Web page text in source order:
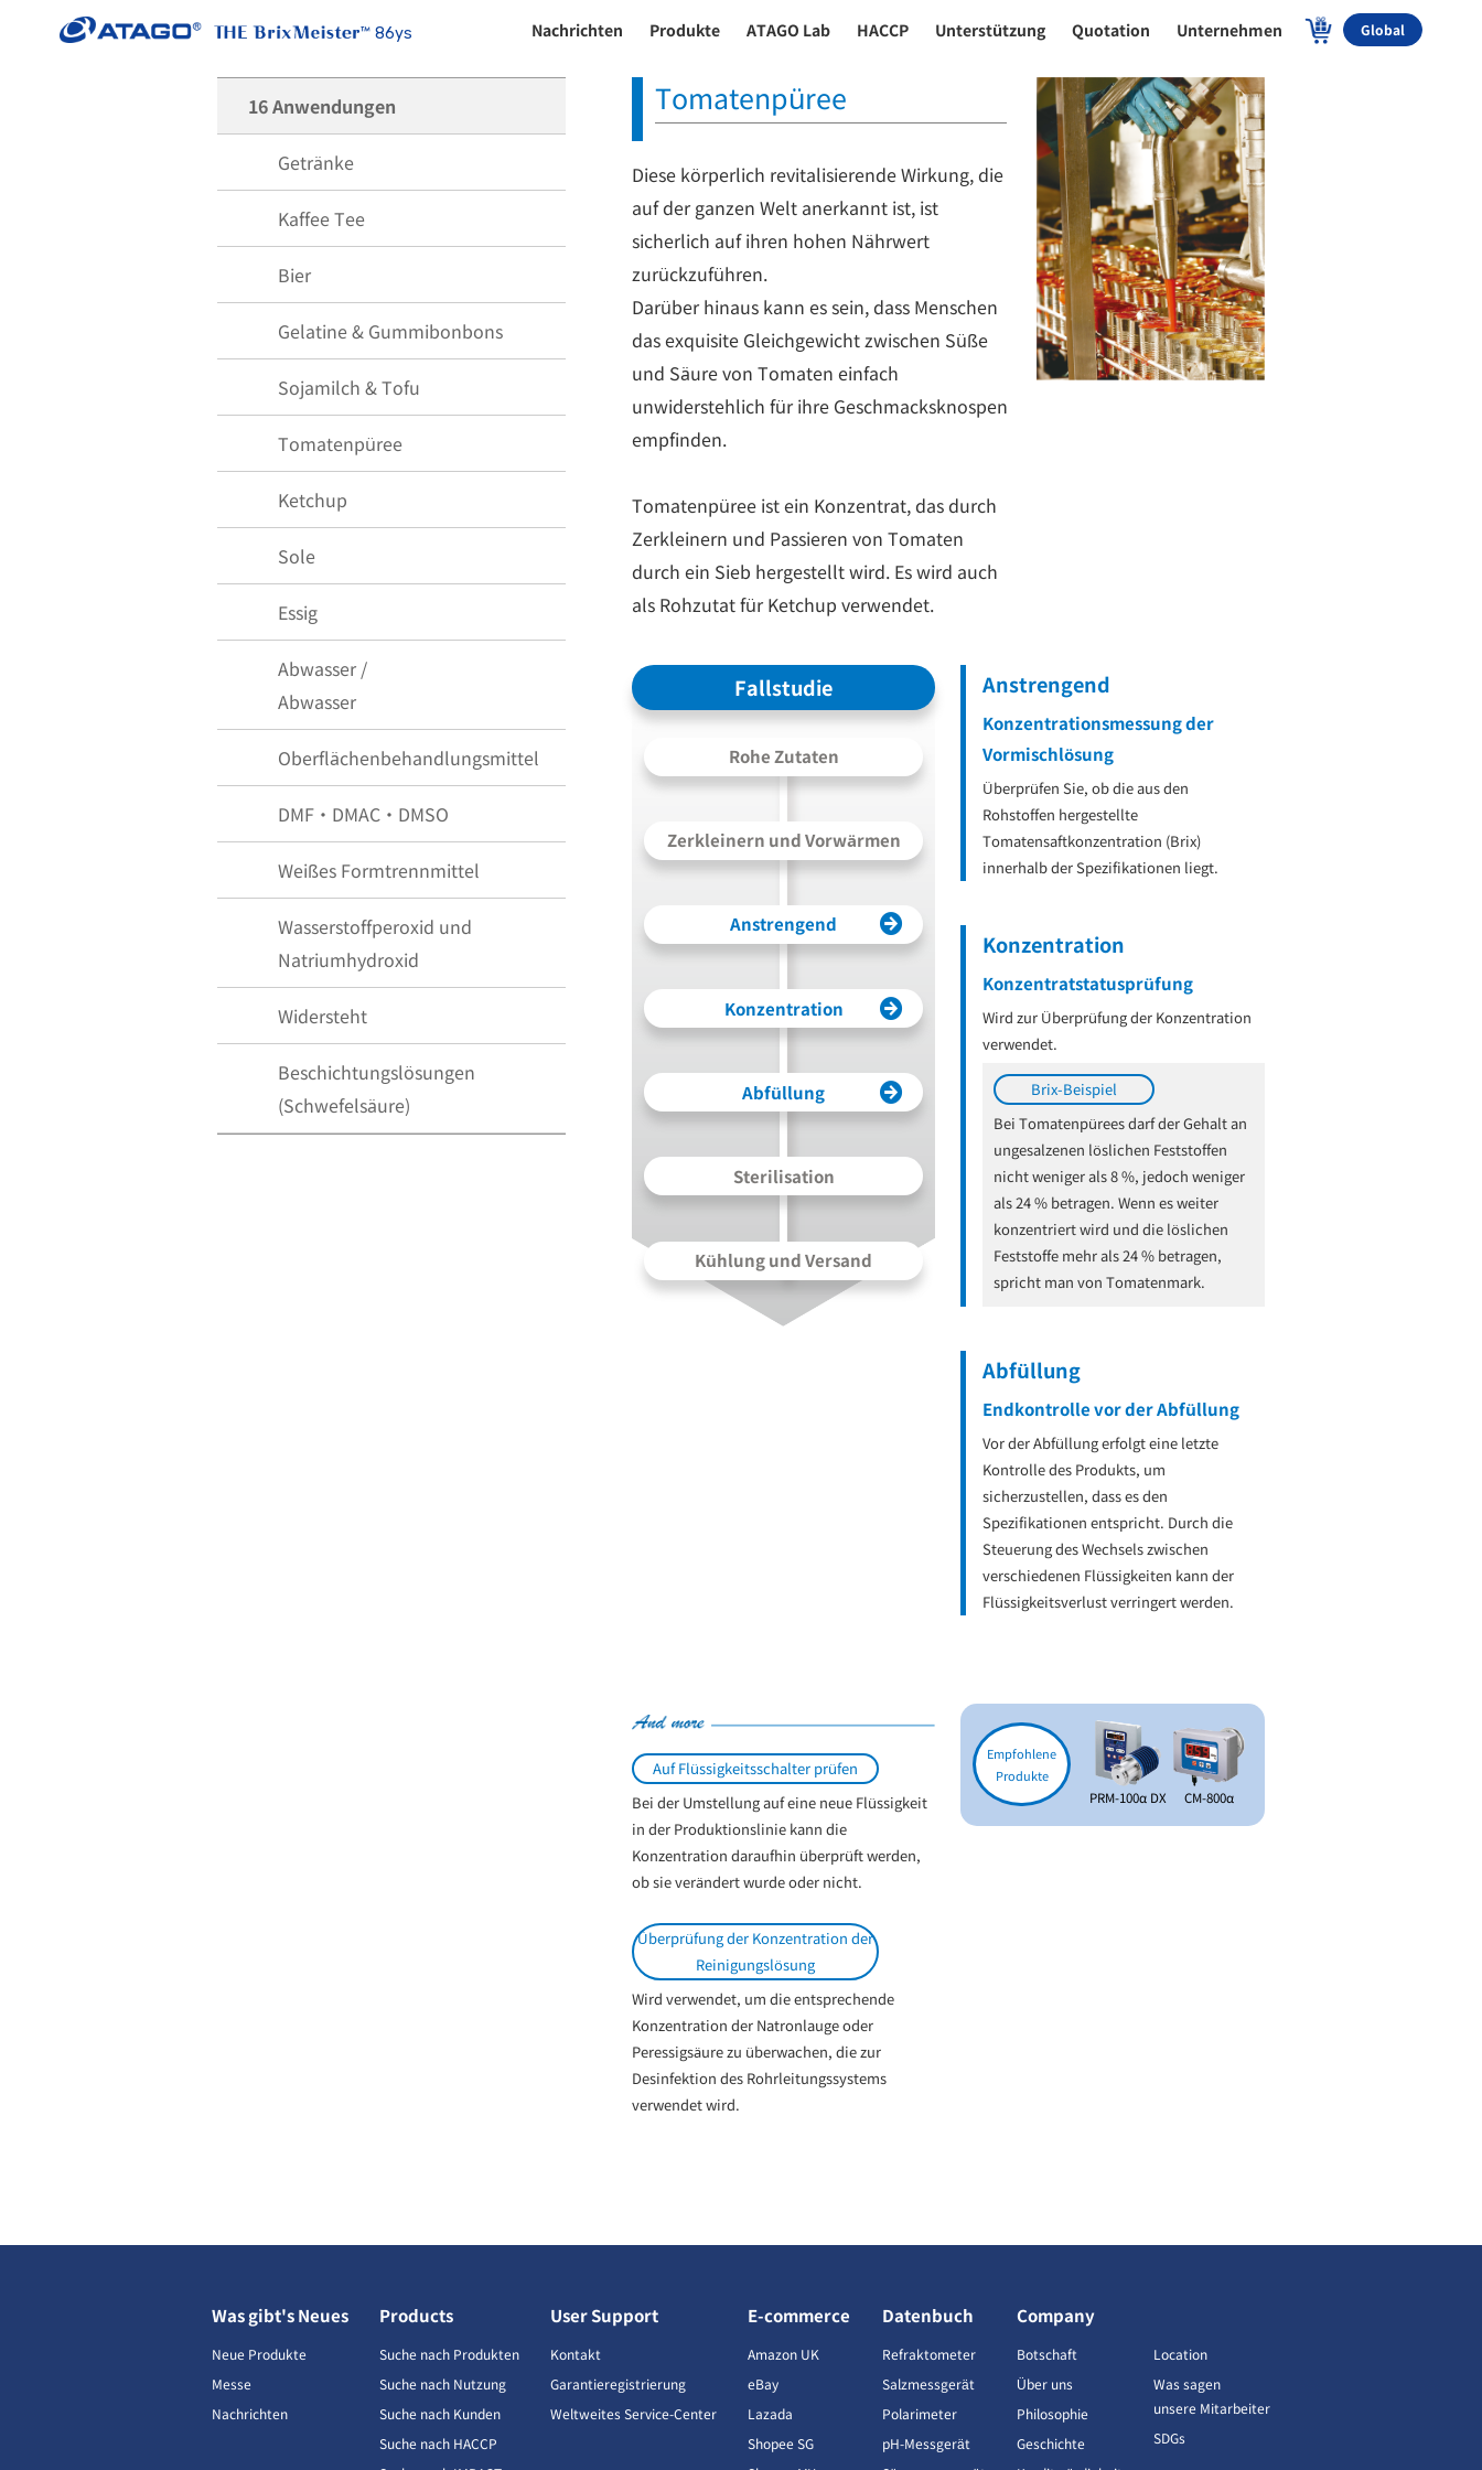
86ys Nachrichten Produkte ATAGO Lab HACCP Unterstützung Quotation Unternehmen Global
16 Anwendungen
Getränke
Kaffee Tee
Bier
Gelatine & Gummibonbons
Sojamilch & Tofu
Tomatenpüree
Ketchup
Sole
Essig
Abwasser /
Abwasser
Oberflächenbehandlungsmittel
DMF・DMAC・DMSO
Weißes Formtrennmittel
Wasserstoffperoxid und
Natriumhydroxid
Widersteht
Beschichtungslösungen
(Schwefelsäure)
Tomatenpüree
Diese körperlich revitalisierende Wirkung, die
auf der ganzen Welt anerkannt ist, ist
sicherlich auf ihren hohen Nährwert
zurückzuführen.
Darüber hinaus kann es sein, dass Menschen
das exquisite Gleichgewicht zwischen Süße
und Säure von Tomaten einfach
unwiderstehlich für ihre Geschmacksknospen
empfinden.
Tomatenpüree ist ein Konzentrat, das durch
Zerkleinern und Passieren von Tomaten
durch ein Sieb hergestellt wird. Es wird auch
als Rohzutat für Ketchup verwendet.
Fallstudie
Rohe Zutaten
Zerkleinern und Vorwärmen
Anstrengend
Konzentration
Abfüllung
Sterilisation
Kühlung und Versand
Anstrengend
Konzentrationsmessung der
Vormischlösung
Überprüfen Sie, ob die aus den
Rohstoffen hergestellte
Tomatensaftkonzentration (Brix)
innerhalb der Spezifikationen liegt.
Konzentration
Konzentratstatusprüfung
Wird zur Überprüfung der Konzentration
verwendet.
Brix-Beispiel
Bei Tomatenpürees darf der Gehalt an
ungesalzenen löslichen Feststoffen
nicht weniger als 8 %, jedoch weniger
als 24 % betragen. Wenn es weiter
konzentriert wird und die löslichen
Feststoffe mehr als 24 % betragen,
spricht man von Tomatenmark.
Abfüllung
Endkontrolle vor der Abfüllung
Vor der Abfüllung erfolgt eine letzte
Kontrolle des Produkts, um
sicherzustellen, dass es den
Spezifikationen entspricht. Durch die
Steuerung des Wechsels zwischen
verschiedenen Flüssigkeiten kann der
Flüssigkeitsverlust verringert werden.
Auf Flüssigkeitsschalter prüfen
Bei der Umstellung auf eine neue Flüssigkeit
in der Produktionslinie kann die
Konzentration daraufhin überprüft werden,
ob sie verändert wurde oder nicht.
Überprüfung der Konzentration der
Reinigungslösung
Wird verwendet, um die entsprechende
Konzentration der Natronlauge oder
Peressigsäure zu überwachen, die zur
Desinfektion des Rohrleitungssystems
verwendet wird.
Empfohlene
Produkte
PRM-100α DX
CM-800α
Was gibt's Neues
Neue Produkte
Messe
Nachrichten
Products
Suche nach Produkten
Suche nach Nutzung
Suche nach Kunden
Suche nach HACCP
User Support
Kontakt
Garantieregistrierung
Weltweites Service-Center
E-commerce
Amazon UK
eBay
Lazada
Shopee SG
Datenbuch
Refraktometer
Salzmessgerät
Polarimeter
pH-Messgerät
Company
Botschaft
Über uns
Philosophie
Geschichte
Location
Was sagen
unsere Mitarbeiter
SDGs